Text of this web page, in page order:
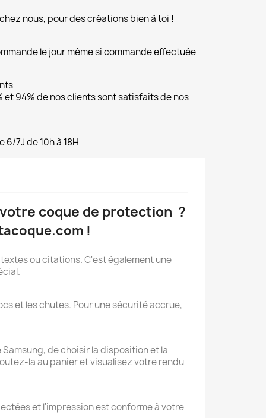
nous, pour des créations bien à toi !
le jour même si commande effectuée
et 94% de nos clients sont satisfaits de nos
7J de 10h à 18H
coque de protection ?
!
ou citations. C'est également une
et les chutes. Pour une sécurité accrue,
de choisir la disposition et la
la au panier et visualisez votre rendu
et l'impression est conforme à votre